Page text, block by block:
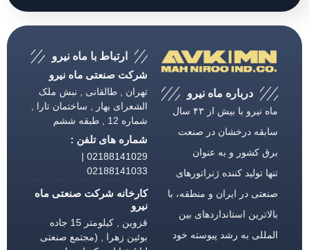
درباره ماه نیرو
ماه نیرو با بیش از ۴۳ سال
سابقه درخشان در صنعت
برق كشور و به عنوان
تنها تولید كننده ژنراتورهای
صنعتی در ایران و منطقه، با
بالاترین استانداردهای بین
المللی به رشد پیوسته خود
ارتباط با ماه نیرو
شرکت صنعتی ماه نیرو
تهران , طالقانی , نبش ملک
الشعرای بهار , ساختمان تارا ,
شماره 12 , طبقه ششم
شماره های تلفن :
02188141029 |
02188141033
کارخانه شرکت صنعتی ماه
نیرو
قزوین , کیلومتر 15 جاده
بوئین زهرا , (مجتمع صنعتی